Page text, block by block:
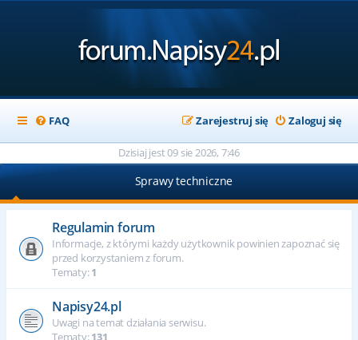
FAQ Zaloguj się
Zarejestruj się
Dzisiaj jest 09 sie 2026, 7:46
Sprawy techniczne
Regulamin forum
Informacje, z którymi każdy użytkownik powinien zapoznać się
przed korzystaniem z forum.
Tematy:1
Napisy24.pl
Uwagi na temat działania serwisu.
Tematy:131